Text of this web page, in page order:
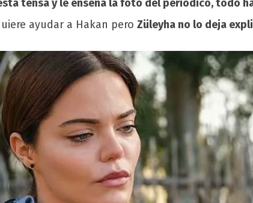
tensa y le enseña la foto del periódico, todo
ayudar a Hakan pero Züleyha no lo deja